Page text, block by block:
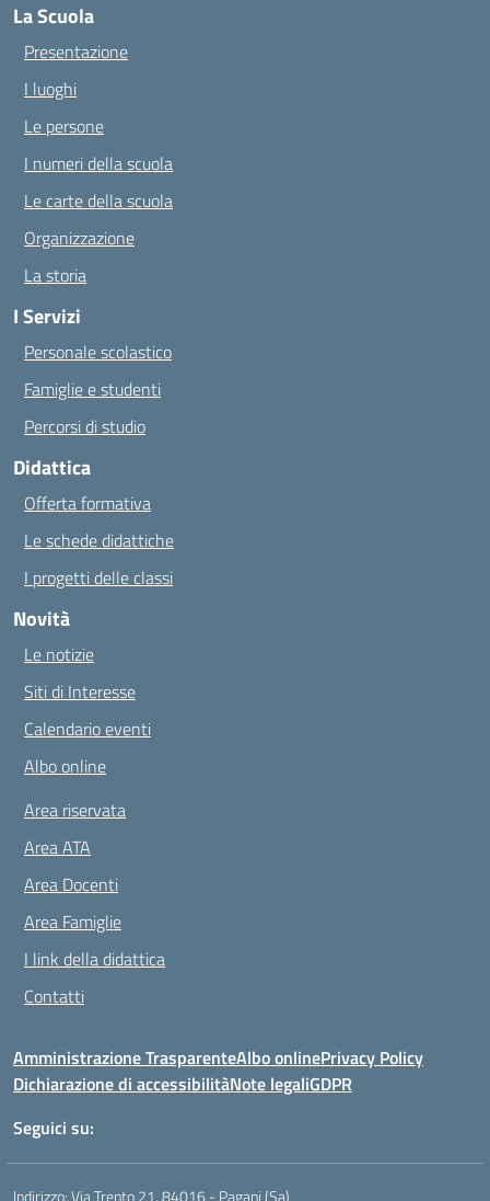
La Scuola
Presentazione
I luoghi
Le persone
I numeri della scuola
Le carte della scuola
Organizzazione
La storia
I Servizi
Personale scolastico
Famiglie e studenti
Percorsi di studio
Didattica
Offerta formativa
Le schede didattiche
I progetti delle classi
Novità
Le notizie
Siti di Interesse
Calendario eventi
Albo online
Area riservata
Area ATA
Area Docenti
Area Famiglie
I link della didattica
Contatti
Amministrazione TrasparenteAlbo onlinePrivacy Policy
Dichiarazione di accessibilitàNote legaliGDPR
Seguici su:
Indirizzo:Via Trento 21, 84016 - Pagani (Sa)